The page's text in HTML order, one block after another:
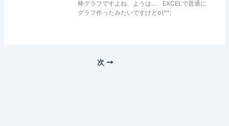
棒グラフですよね、ようは… EXCELで普通に
グラフ作ったみたいですけどσ(^^;
次